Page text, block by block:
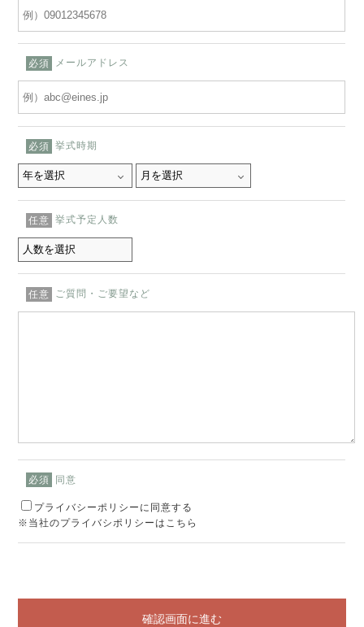
必須 メールアドレス
必須 挙式時期
任意 挙式予定人数
任意 ご質問・ご要望など
必須 同意
プライバシーポリシーに同意する
※当社のプライバシポリシーはこちら
確認画面に進む